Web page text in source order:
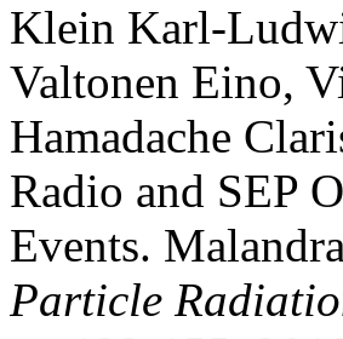
Klein Karl-
Valtonen Eino,
Hamadache
Radio and SEP
Events.
Particle